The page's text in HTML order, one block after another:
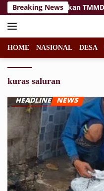
Langsung
ke
konten
Breaking News
Royong Hidupkan TMMD
HOME NASIONAL DESA
kuras saluran